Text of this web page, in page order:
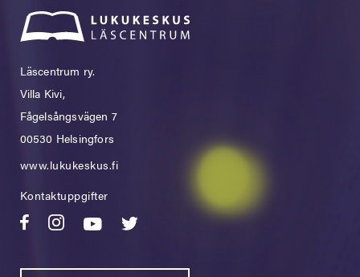
Läscentrum ry.
Villa Kivi,
Fågelsångsvägen 7
00530 Helsingfors
www.lukukeskus.fi
Kontaktuppgifter